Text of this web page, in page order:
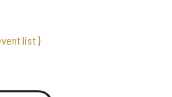
list }